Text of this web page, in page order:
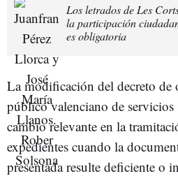
Los letrados de Les
la participación
es obligatoria
La modificación del decreto de
público valenciano de servicios
cambio relevante en la
expedientes cuando la
presentada resulte deficiente o